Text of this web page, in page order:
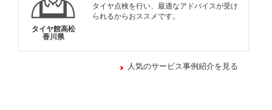
タイヤ館高松
香川県
タイヤ点検を行い、最適なアドバイスが受け
られるからおススメです。
人気のサービス事例紹介を見る